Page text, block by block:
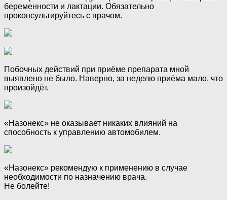
беременности и лактации. Обязательно
проконсультируйтесь с врачом.
Побочных действий при приёме препарата мной
выявлено не было. Наверно, за неделю приёма мало, что
произойдёт.
«Назонекс» не оказывает никаких влияний на
способность к управлению автомобилем.
«Назонекс» рекомендую к применению в случае
необходимости по назначению врача.
Не болейте!